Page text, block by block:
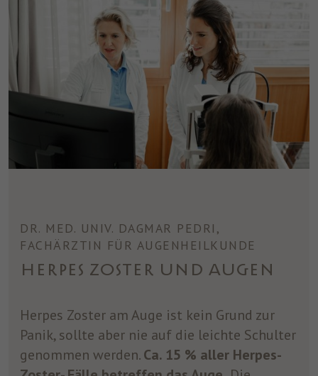
DR. MED. UNIV. DAGMAR PEDRI,
FACHÄRZTIN FÜR AUGENHEILKUNDE
HERPES ZOSTER UND AUGEN
Herpes Zoster am Auge ist kein Grund zur
Panik, sollte aber nie auf die leichte Schulter
genommen werden.Ca. 15 % aller Herpes-